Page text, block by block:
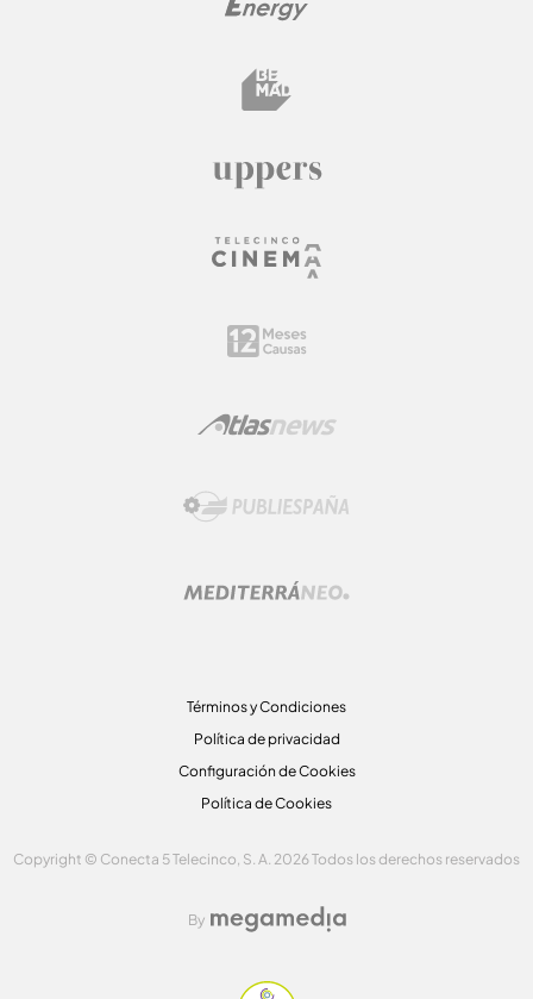
Términos y Condiciones
Política de privacidad
Configuración de Cookies
Política de Cookies
Copyright © Conecta 5 Telecinco, S. A. 2026 Todos los derechos reservados
By